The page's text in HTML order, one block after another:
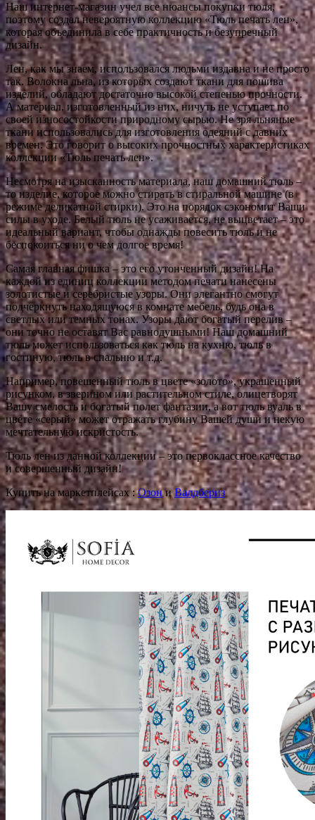
Наш интернет-магазин учел все нюансы покупки тюля,
поэтому создал невероятную коллекцию «Тюль печать лен»,
которая объединила в себе практичность и безупречный
дизайн.
Лен, как мы знаем, использовался людьми издавна и не просто
так. Волокна льна, из которых создают ткани для пошива
изделий, обладают достаточно высокой степенью прочности.
А материал, изготовленный из них, ничуть не уступает по
своей износостойкости природному сырью. Не зря льняные
ткани использовались для изготовления одеяний с давних
времен. Это говорит о высоких прочностных характеристиках
коллекции «Тюль печать лен».
Несмотря на изысканность материала, наш домашний тюль –
то изделие, которое можно стирать в стиральной машине (в
режиме деликатной стирки). Это на порядок сэкономит Ваши
силы в уходе. Белый тюль не усаживается, не выцветает – это
идеальный вариант, чтобы однажды повесить тюль и не
беспокоиться ни о чем долгое время!
Самая главная фишка – это его утонченный дизайн! На
каждой из единиц коллекции методом печати нанесены
золотистые и серебристые узоры. Они элегантно смогут
подчеркнуть находящуюся в комнате мебель, будь она в
светлых или темных тонах. Узоры дают богатый перелив –
они точно не оставят Вас равнодушными! Наш домашний
тюль может использоваться как тюль на кухню, тюль в
гостиную, тюль в спальню и т.д.
Например, повешенный тюль в цвете «золото», украшенный
рисунком, в зверином или растительном стиле, олицетворят
Вашу смелость и богатый полет фантазии, а вот тюль вуаль в
цвете «серый» может отражать глубину Вашей души и некую
мечтательную искристость.
Тюль лен из данной коллекции – это первоклассное качество
и совершенный дизайн!
Купить на маркетплейсах :ОзониВалдбериз